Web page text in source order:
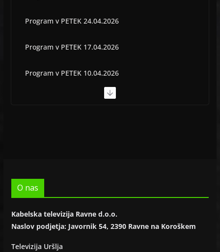
Program v PETEK 24.04.2026
Program v PETEK 17.04.2026
Program v PETEK 10.04.2026
Program v PETEK 03.04.2026
O nas
Kabelska televizija Ravne d.o.o.
Naslov podjetja: Javornik 54, 2390 Ravne na Koroškem
Televizija Uršlja